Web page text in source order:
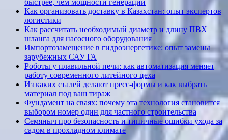
Как организовать доставку в Казахстан: опыт экспертов
логистики
Как рассчитать необходимый диаметр и длину ПВХ
шланга для насосного оборудования
Импортозамещение в гидроэнергетике: опыт замены
зарубежных САУ ГА
Роботы у плавильной печи: как автоматизация меняет
работу современного литейного цеха
Из каких сталей делают пресс-формы и как выбрать
материал под ваш тираж
Фундамент на сваях: почему эта технология становится
выбором номер один для частного строительства
Семяныч про безопасность и типичные ошибки ухода за
садом в прохладном климате